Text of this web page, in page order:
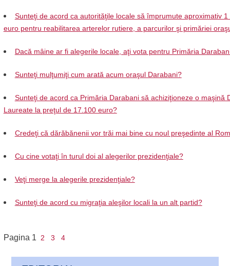
Sunteţi de acord ca autorităţile locale să împrumute aproximativ 1
euro pentru reabilitarea arterelor rutiere, a parcurilor şi primăriei
Dacă mâine ar fi alegerile locale, aţi vota pentru Primăria
Sunteţi mulţumiţi cum arată acum oraşul Darabani?
Sunteţi de acord ca Primăria Darabani să achiziţioneze o maşină
Laureate la preţul de 17.100 euro?
Credeţi că dărăbănenii vor trăi mai bine cu noul preşedinte al
Cu cine votaţi în turul doi al alegerilor prezidenţiale?
Veţi merge la alegerile prezidenţiale?
Sunteţi de acord cu migraţia aleşilor locali la un alt partid?
Pagina 1 2 3 4